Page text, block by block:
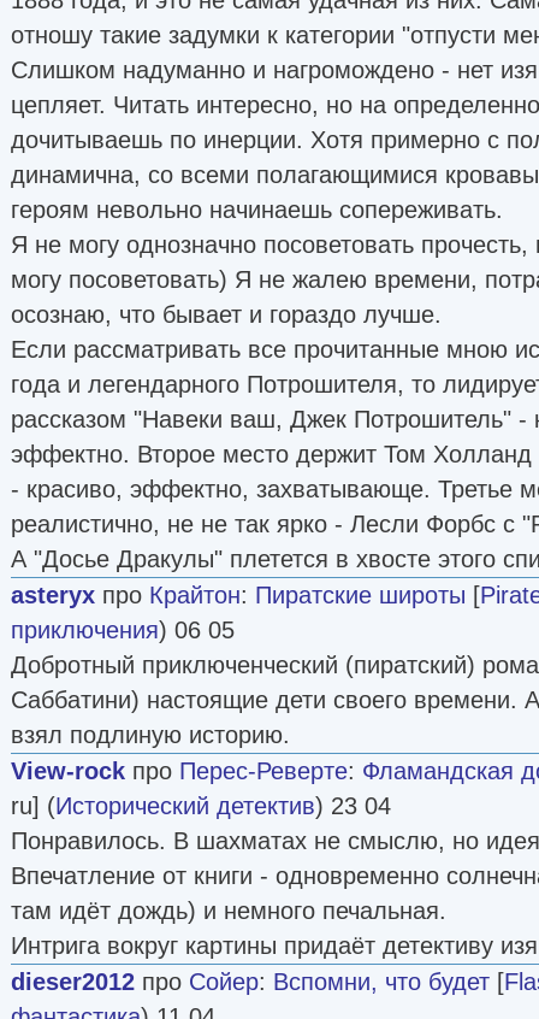
отношу такие задумки к категории "отпусти
Слишком надуманно и нагромождено - нет
цепляет. Читать интересно, но на
дочитываешь по инерции. Хотя примерно с
динамична, со всеми полагающимися
героям невольно начинаешь сопереживать.
Я не могу однозначно посоветовать
могу посоветовать) Я не жалею времени,
осознаю, что бывает и гораздо лучше.
Если рассматривать все прочитанные мною
года и легендарного Потрошителя, то
рассказом "Навеки ваш, Джек Потрошитель" -
эффектно. Второе место держит Том
- красиво, эффектно, захватывающе. Третье
реалистично, не не так ярко - Лесли Форбс с
А "Досье Дракулы" плетется в хвосте этого
asteryx про Крайтон: Пиратские широты [
приключения) 06 05
Добротный приключенческий (пиратский)
Саббатини) настоящие дети своего времени.
взял подлиную историю.
View-rock про Перес-Реверте: Фламандская
ru] (Исторический детектив) 23 04
Понравилось. В шахматах не смыслю, но
Впечатление от книги - одновременно
там идёт дождь) и немного печальная.
Интрига вокруг картины придаёт детективу
dieser2012 про Сойер: Вспомни, что будет [